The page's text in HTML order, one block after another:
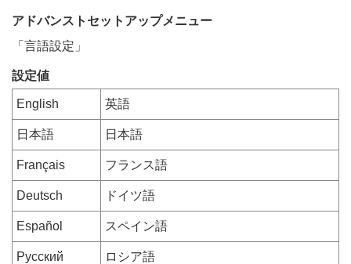
アドバンストセットアップメニュー
「 言語設定 」
設定値
English 英語
日本語 日本語
Français フランス語
Deutsch ドイツ語
Español スペイン語
Русский ロシア語